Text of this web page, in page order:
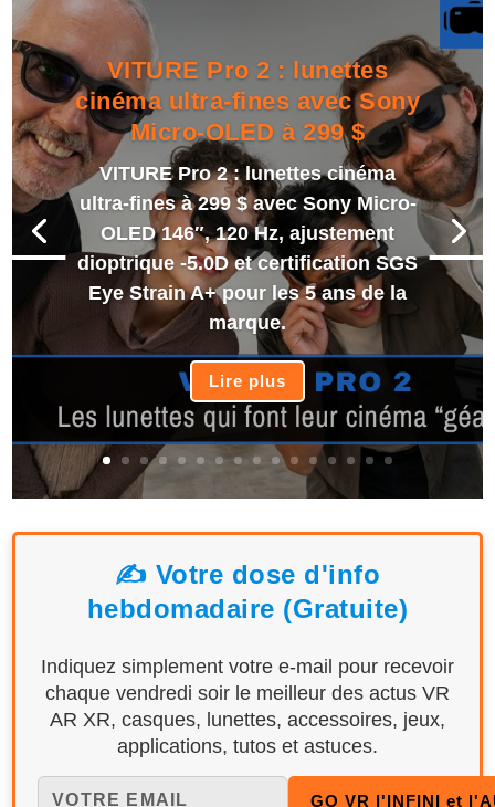
VITURE Pro 2 : lunettes
cinéma ultra-fines avec Sony
Micro-OLED à 299 $
VITURE Pro 2 : lunettes cinéma
ultra-fines à 299 $ avec Sony Micro-
OLED 146″, 120 Hz, ajustement
dioptrique -5.0D et certification SGS
Eye Strain A+ pour les 5 ans de la
marque.
Lire plus
✍️ Votre dose d'info
hebdomadaire (Gratuite)
Indiquez simplement votre e-mail pour recevoir
chaque vendredi soir le meilleur des actus VR
AR XR, casques, lunettes, accessoires, jeux,
applications, tutos et astuces.